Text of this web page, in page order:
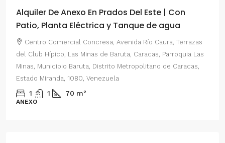
Alquiler De Anexo En Prados Del Este | Con
Patio, Planta Eléctrica y Tanque de agua
Centro Comercial Concresa, Avenida Río Caura, Terrazas
del Club Hípico, Las Minas de Baruta, Caracas, Parroquia Las
Minas, Municipio Baruta, Distrito Metropolitano de Caracas,
Estado Miranda, 1080, Venezuela
1 1 70 m²
ANEXO